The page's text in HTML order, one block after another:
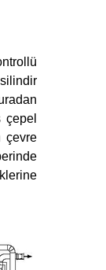
çepel
çevre